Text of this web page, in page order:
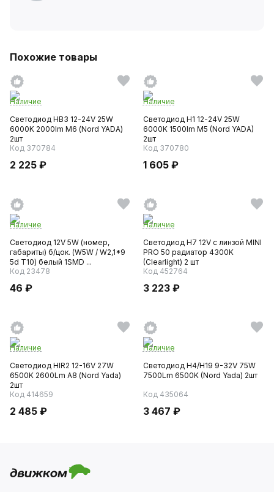
Похожие товары
Наличие
Светодиод HB3 12-24V 25W
6000K 2000lm М6 (Nord YADA)
2шт
Код 370784
2 225 ₽
Наличие
Светодиод H1 12-24V 25W
6000K 1500lm M5 (Nord YADA)
2шт
Код 370780
1 605 ₽
Наличие
Светодиод 12V 5W (номер,
габариты) б/цок. (W5W / W2,1*9
5d T10) белый 1SMD ...
Код 23478
46 ₽
Наличие
Светодиод H7 12V с линзой MINI
PRO 50 радиатор 4300K
(Clearlight) 2 шт
Код 452764
3 223 ₽
Наличие
Светодиод HIR2 12-16V 27W
6500K 2600Lm А8 (Nord Yada)
2шт
Код 414659
2 485 ₽
Наличие
Светодиод H4/H19 9-32V 75W
7500Lm 6500K (Nord Yada) 2шт
Код 435064
3 467 ₽